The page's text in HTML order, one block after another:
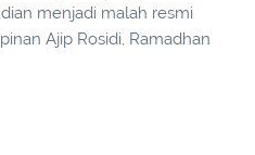
menjadi malah resmi
Ajip Rosidi, Ramadhan